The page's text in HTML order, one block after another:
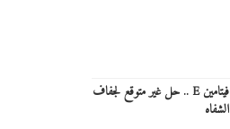
فيتامين E .. حل غير متوقع لجفاف
الشفاه